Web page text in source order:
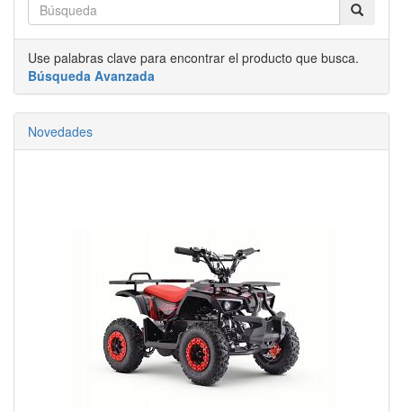
Use palabras clave para encontrar el producto que busca.
Búsqueda Avanzada
Novedades